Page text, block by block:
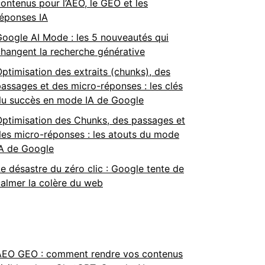
pour l’AEO, le GEO et les
IA
AI Mode : les 5 nouveautés qui
la recherche générative
des extraits (chunks), des
et des micro-réponses : les clés
succès en mode IA de Google
des Chunks, des passages et
micro-réponses : les atouts du mode
de Google
désastre du zéro clic : Google tente de
la colère du web
GEO : comment rendre vos contenus